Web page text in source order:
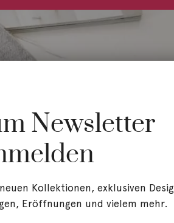
Newsletter
Kollektionen, exklusiven
Eröffnungen und vielem mehr.